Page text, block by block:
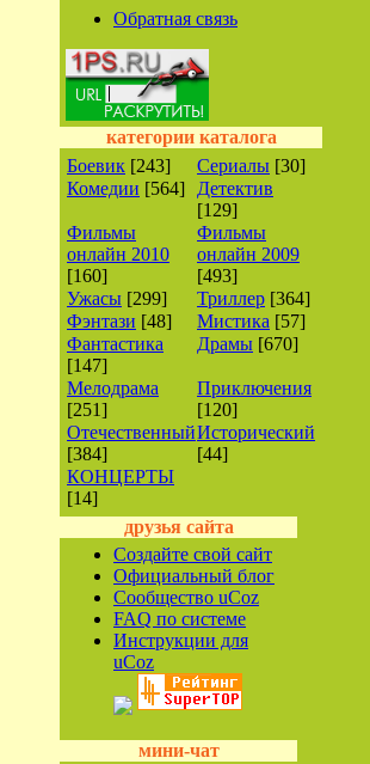
Обратная связь
категории каталога
Боевик [243] Сериалы [30]
Комедии [564]
Детектив
[129]
Фильмы
онлайн 2010
[160]
Фильмы
онлайн 2009
[493]
Ужасы [299] Триллер [364]
Фэнтази [48] Мистика [57]
Фантастика
[147]
Драмы [670]
Мелодрама
[251]
Приключения
[120]
Отечественный
[384]
Исторический
[44]
КОНЦЕРТЫ
[14]
друзья сайта
Создайте свой сайт
Официальный блог
Сообщество uCoz
FAQ по системе
Инструкции для
uCoz
мини-чат